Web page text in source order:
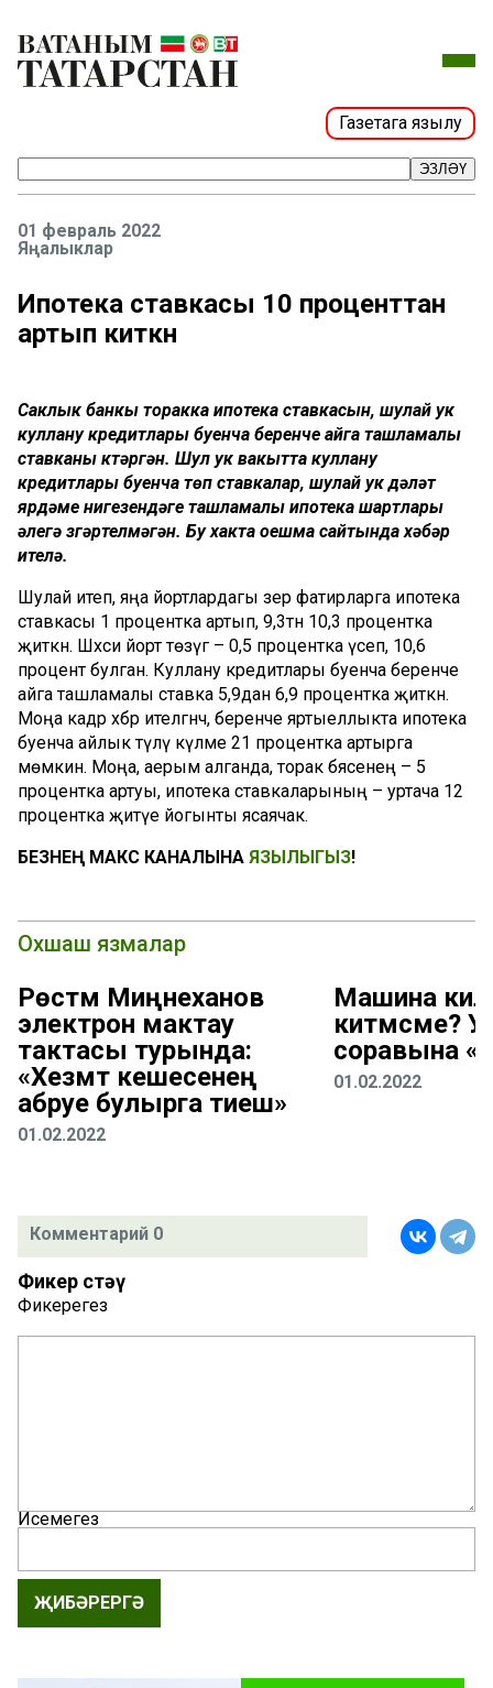
Газетага язылу
ЭЗЛӘҮ
01 февраль 2022
Яңалыклар
Ипотека ставкасы 10 проценттан
артып киткән
Саклык банкы торакка ипотека ставкасын, шулай ук
куллану кредитлары буенча беренче айга ташламалы
ставканы күтәргән. Шул ук вакытта куллану
кредитлары буенча төп ставкалар, шулай ук дәүләт
ярдәме нигезендәге ташламалы ипотека шартлары
әлегә үзгәртелмәгән. Бу хакта оешма сайтында хәбәр
ителә.
Шулай итеп, яңа йортлардагы әзер фатирларга ипотека
ставкасы 1 процентка артып, 9,3тән 10,3 процентка
җиткән. Шәхси йорт төзүгә – 0,5 процентка үсеп, 10,6
процент булган. Куллану кредитлары буенча беренче
айга ташламалы ставка 5,9дан 6,9 процентка җиткән.
Моңа кадәр хәбәр ителгәнчә, беренче яртыеллыкта ипотека
буенча айлык түләү күләме 21 процентка артырга
мөмкин. Моңа, аерым алганда, торак бәясенең – 5
процентка артуы, ипотека ставкаларының – уртача 12
процентка җитүе йогынты ясаячак.
БЕЗНЕҢ МАКС КАНАЛЫНА ЯЗЫЛЫГЫЗ!
Охшаш язмалар
Рөстәм Миңнеханов
электрон мактау
тактасы турында:
«Хезмәт кешесенең
абруе булырга тиеш»
01.02.2022
Машина
китмәсме?
соравына
01.02.2022
Комментарий 0
Фикер өстәү
Фикерегез
Исемегез
ҖИБӘРЕРГӘ